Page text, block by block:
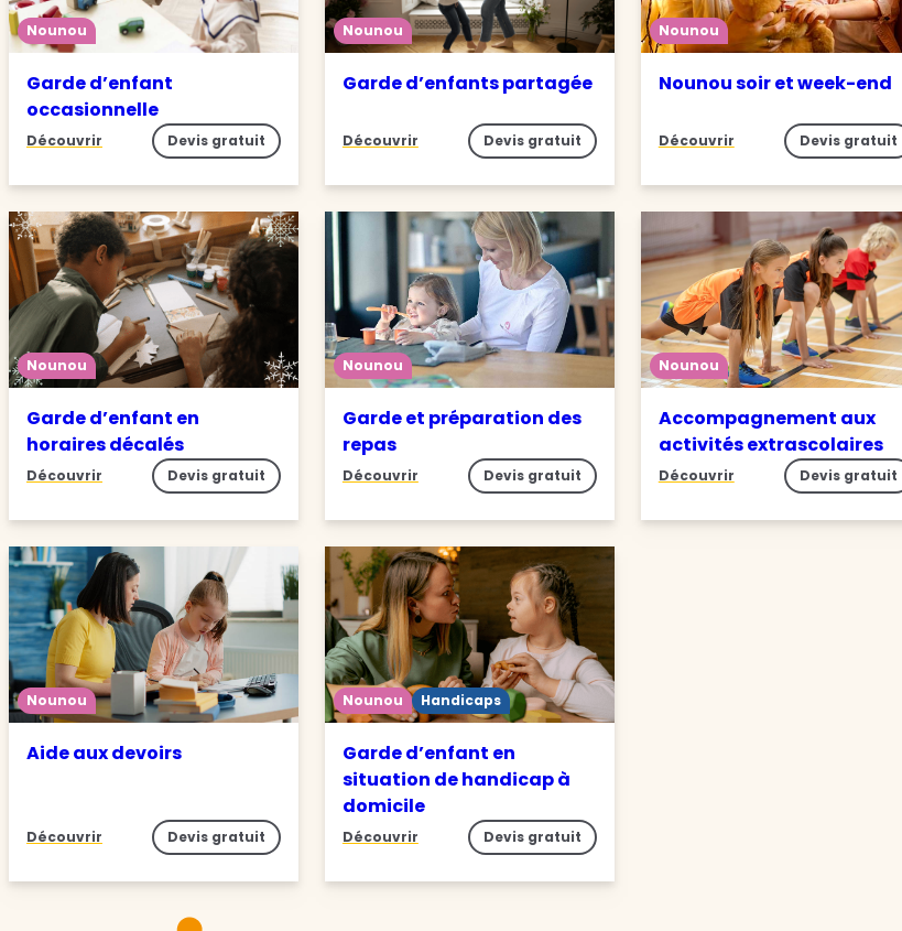
Nounou
Garde d’enfant
occasionnelle
Découvrir Devis gratuit
Nounou
Garde d’enfants partagée
Découvrir Devis gratuit
Nounou
Nounou soir et week-end
Découvrir Devis gratuit
Nounou
Garde d’enfant en
horaires décalés
Découvrir Devis gratuit
Nounou
Garde et préparation des
repas
Découvrir Devis gratuit
Nounou
Accompagnement aux
activités extrascolaires
Découvrir Devis gratuit
Nounou
Aide aux devoirs
Découvrir Devis gratuit
Nounou Handicaps
Garde d’enfant en
situation de handicap à
domicile
Découvrir Devis gratuit